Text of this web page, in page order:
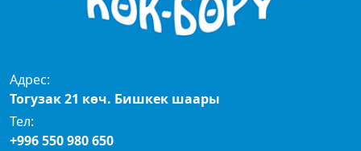
Адрес:
Тогузак 21 көч. Бишкек шаары
Тел:
+996 550 980 650